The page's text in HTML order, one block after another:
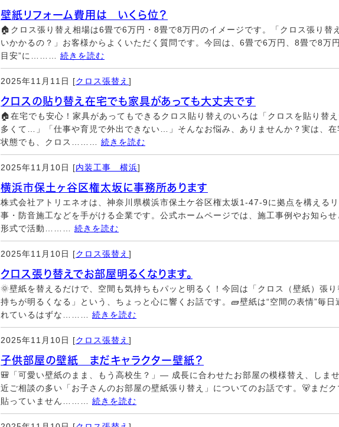
壁紙リフォーム費用は いくら位？
🏠クロス張り替え相場は6畳で6万円・8畳で8万円のイメージです。「クロス張り替
いかかるの？」お客様からよくいただく質問です。今回は、6畳で6万円、8畳で8万
目安”に……… 続きを読む
2025年11月11日 [クロス張替え ]
クロスの貼り替え在宅でも家具があっても大丈夫です
🏠在宅でも安心！家具があってもできるクロス貼り替えのいろは「クロスを貼り替
多くて…」「仕事や育児で外出できない…」そんなお悩み、ありませんか？実は、在
状態でも、クロス……… 続きを読む
2025年11月10日 [内装工事 横浜]
横浜市保土ヶ谷区権太坂に事務所あります
株式会社アトリエネオは、神奈川県横浜市保土ケ谷区権太坂1-47-9に拠点を構える
事・防音施工などを手がける企業です。公式ホームページでは、施工事例やお知ら
形式で活動……… 続きを読む
2025年11月10日 [クロス張替え ]
クロス張り替えでお部屋明るくなります。
🌞壁紙を替えるだけで、空間も気持ちもパッと明るく！今回は「クロス（壁紙）張
持ちが明るくなる」という、ちょっと心に響くお話です。🧱壁紙は“空間の表情”毎日
れているはずな……… 続きを読む
2025年11月10日 [クロス張替え ]
子供部屋の壁紙 まだキャラクター壁紙？
🎒「可愛い壁紙のまま、もう高校生？」— 成長に合わせたお部屋の模様替え、しま
近ご相談の多い「お子さんのお部屋の壁紙張り替え」についてのお話です。🐻まだク
貼っていません……… 続きを読む